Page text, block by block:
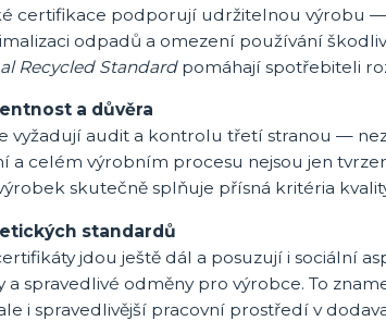
certifikace podporují udržitelnou výrobu
odpadů a omezení používání
Recycled Standardpomáhají spotřebiteli
a důvěra
vyžadují audit a kontrolu třetí stranou —
a celém výrobním procesu nejsou jen
skutečně splňuje přísná kritéria
standardů
jdou ještě dál a posuzují i sociální
a spravedlivé odměny pro výrobce. To
i spravedlivější pracovní prostředí v